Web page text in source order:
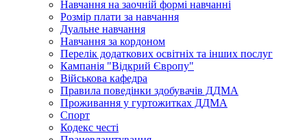
Навчання на заочній формі навчанні
Розмір плати за навчання
Дуальне навчання
Навчання за кордоном
Перелік додаткових освітніх та інших послуг
Кампанія "Відкрий Європу"
Військова кафедра
Правила поведінки здобувачів ДДМА
Проживання у гуртожитках ДДМА
Спорт
Кодекс честі